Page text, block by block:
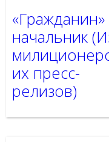
«Гражданин»
начальник
их пресс-
релизов)